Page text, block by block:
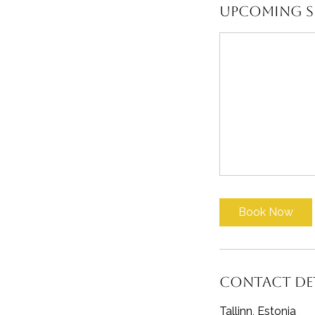
Upcoming
Book Now
Contact
Tallinn, Estonia